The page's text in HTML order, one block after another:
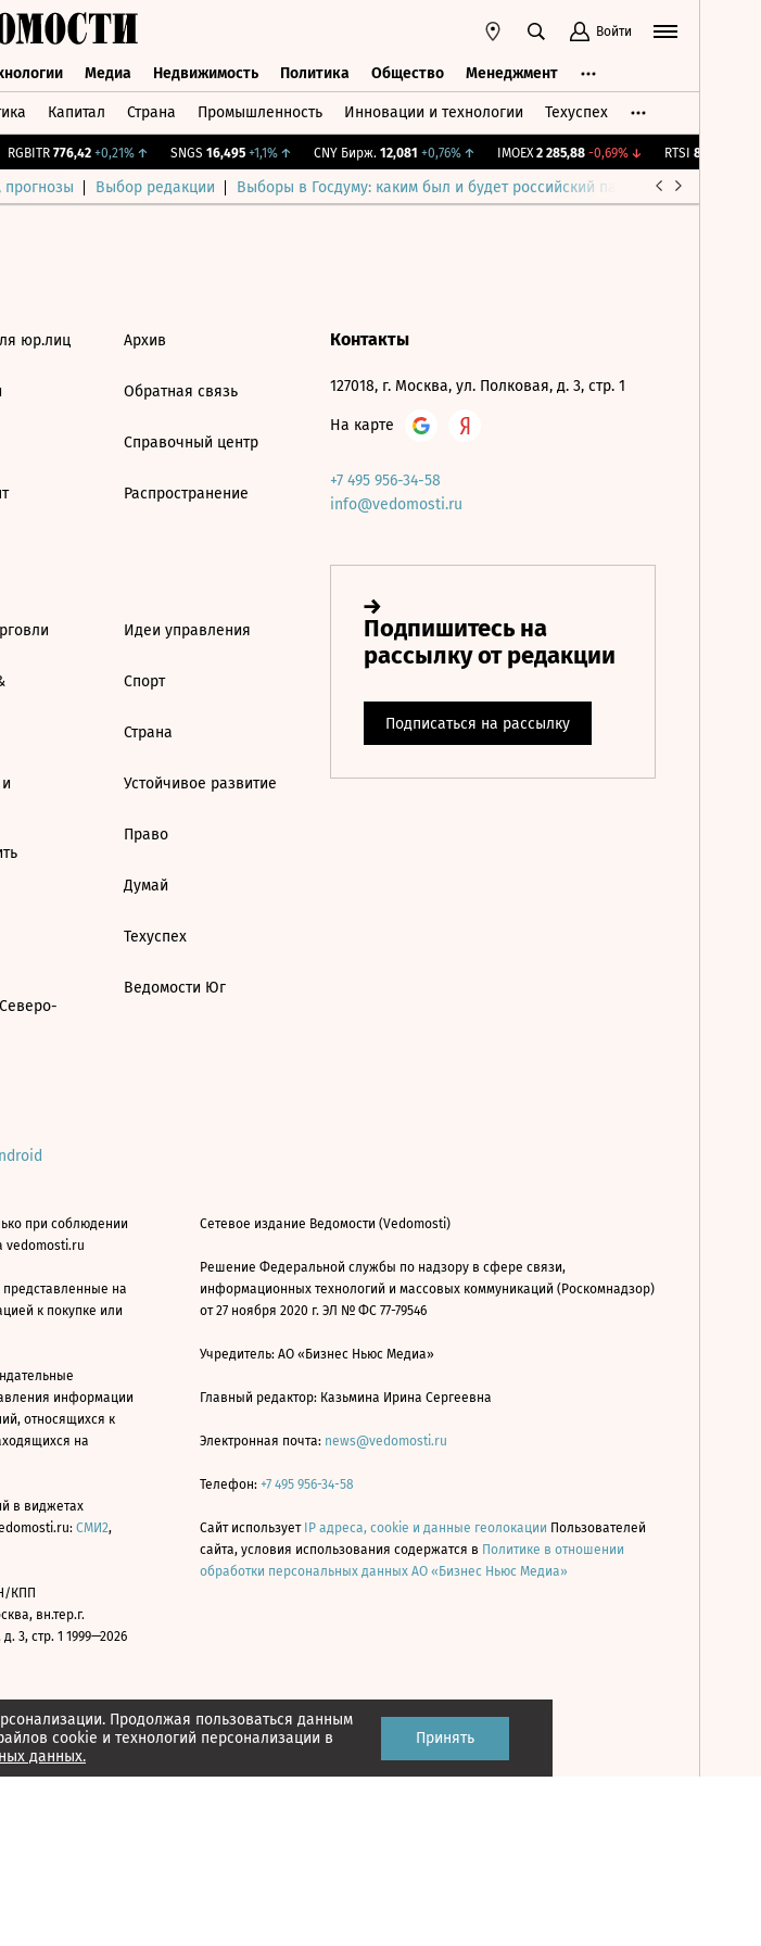
Войти
Медиа Недвижимость Политика Общество Менеджмент
Капитал Страна Промышленность Инновации и технологии Техуспех
RGBITR 776,42 +0,21%↑ SNGS 16,495 +1,1%↑ CNY Бирж. 12,081 +0,76%↑ IMOEX 2 285,88 -0,69%↓ RTSI 884,56
Выбор редакции Выборы в Госдуму: каким был и будет российский парламент
Продолжая пользоваться данным
cookie и технологий персонализации в
данных.
Принять
юр.лиц Архив
Обратная связь
Справочный центр
Распространение
Идеи управления
Спорт
Страна
Устойчивое развитие
Право
Думай
Техуспех
Ведомости Юг
Контакты
127018, г. Москва, ул. Полковая, д. 3, стр. 1
На карте
+7 495 956-34-58
info@vedomosti.ru
при соблюдении
vedomosti.ru
представленные на
к покупке или
информации
относящихся к
на
в виджетах
СМИ2,
КПП
вн.тер.г.
3, стр. 1 1999—2026
Сетевое издание Ведомости (Vedomosti)
Решение Федеральной службы по надзору в сфере связи,
информационных технологий и массовых коммуникаций (Роскомнадзор)
от 27 ноября 2020 г. ЭЛ № ФС 77-79546
Учредитель: АО «Бизнес Ньюс Медиа»
Главный редактор: Казьмина Ирина Сергеевна
Электронная почта: news@vedomosti.ru
Телефон: +7 495 956-34-58
Сайт использует IP адреса, cookie и данные геолокации Пользователей
сайта, условия использования содержатся в Политике в отношении
обработки персональных данных АО «Бизнес Ньюс Медиа»